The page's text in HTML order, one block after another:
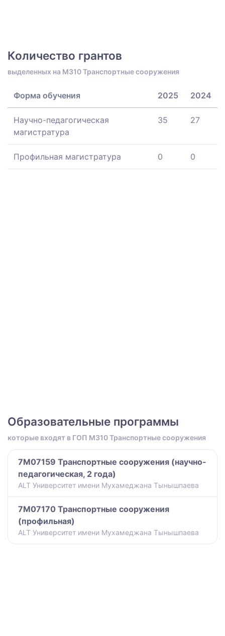
Количество грантов
выделенных на M310 Транспортные сооружения
Форма обучения 2025 2024
Научно-педагогическая
магистратура
35 27
Профильная магистратура 0 0
Образовательные программы
которые входят в ГОП M310 Транспортные сооружения
7M07159 Транспортные сооружения (научно-
педагогическая, 2 года)
ALT Университет имени Мухамеджана Тынышпаева
7M07170 Транспортные сооружения
(профильная)
ALT Университет имени Мухамеджана Тынышпаева